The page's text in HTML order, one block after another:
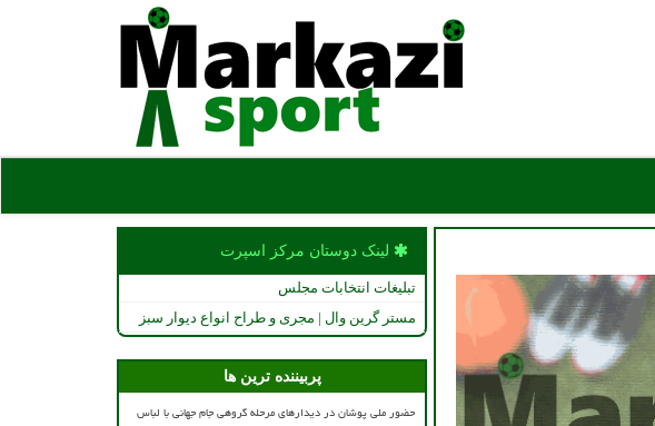
لینک دوستان مركز اسپرت
تبلیغات انتخابات مجلس
مستر گرین وال | مجری و طراح انواع دیوار سبز
پربیننده ترین ها
حضور ملی پوشان در دیدارهای مرحله گروهی جام جهانی با لباس